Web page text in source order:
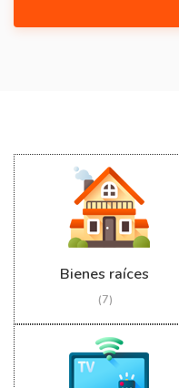
Bienes raíces
(7)